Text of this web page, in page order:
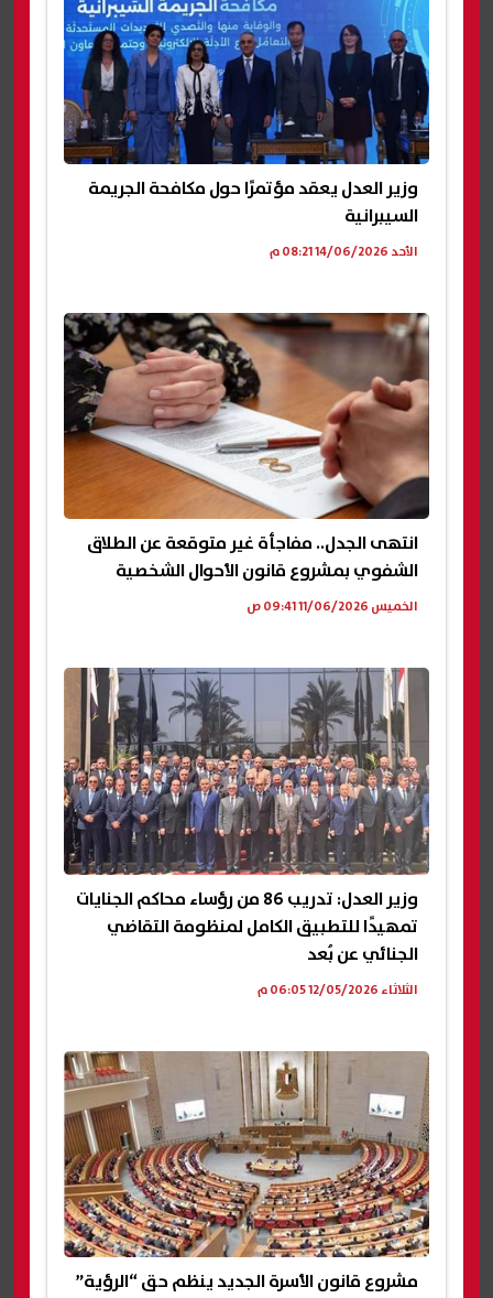
وزير العدل يعقد مؤتمرًا حول مكافحة الجريمة
السيبرانية
الأحد 14/06/2026 08:21 م
انتهى الجدل.. مفاجأة غير متوقعة عن الطلاق
الشفوي بمشروع قانون الأحوال الشخصية
الخميس 11/06/2026 09:41 ص
وزير العدل: تدريب 86 من رؤساء محاكم الجنايات
تمهيدًا للتطبيق الكامل لمنظومة التقاضي
الجنائي عن بُعد
الثلاثاء 12/05/2026 06:05 م
مشروع قانون الأسرة الجديد ينظم حق “الرؤية”